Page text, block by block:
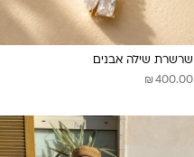
שרשרת שילה אבנים
₪ 400.00